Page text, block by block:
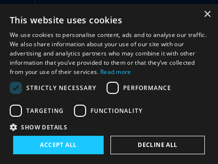
Сотрудничество (1) ×
This website uses cookies
We use cookies to personalise content, ads and to analyse our traffic.
We also share information about your use of our site with our
advertising and analytics partners who may combine it with other
information that you’ve provided to them or that they’ve collected
from your use of their services. Read more
STRICTLY NECESSARY
PERFORMANCE
TARGETING FUNCTIONALITY
SHOW DETAILS
ACCEPT ALL DECLINE ALL